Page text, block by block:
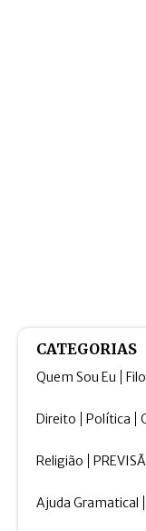
CATEGORIAS
Quem Sou Eu
Direito Política
Religião
Ajuda Gramatical